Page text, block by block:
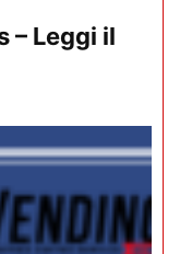
– Leggi il